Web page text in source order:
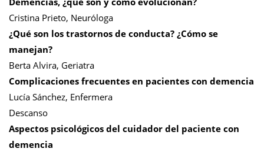
Cristina Prieto, Neuróloga
¿Qué son los trastornos de conducta? ¿Cómo se
manejan?
Berta Alvira, Geriatra
Complicaciones frecuentes en pacientes con demencia
Lucía Sánchez, Enfermera
Descanso
Aspectos psicológicos del cuidador del paciente con
demencia